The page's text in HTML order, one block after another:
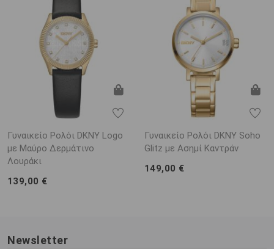
Γυναικείο Ρολόι DKNY Logo
με Μαύρο Δερμάτινο
Λουράκι
139,00 €
Γυναικείο Ρολόι DKNY Soho
Glitz με Ασημί Καντράν
149,00 €
Newsletter